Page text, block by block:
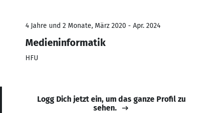
4 Jahre und 2 Monate, März 2020 - Apr. 2024
Medieninformatik
HFU
Logg Dich jetzt ein, um das ganze Profil zu
sehen.